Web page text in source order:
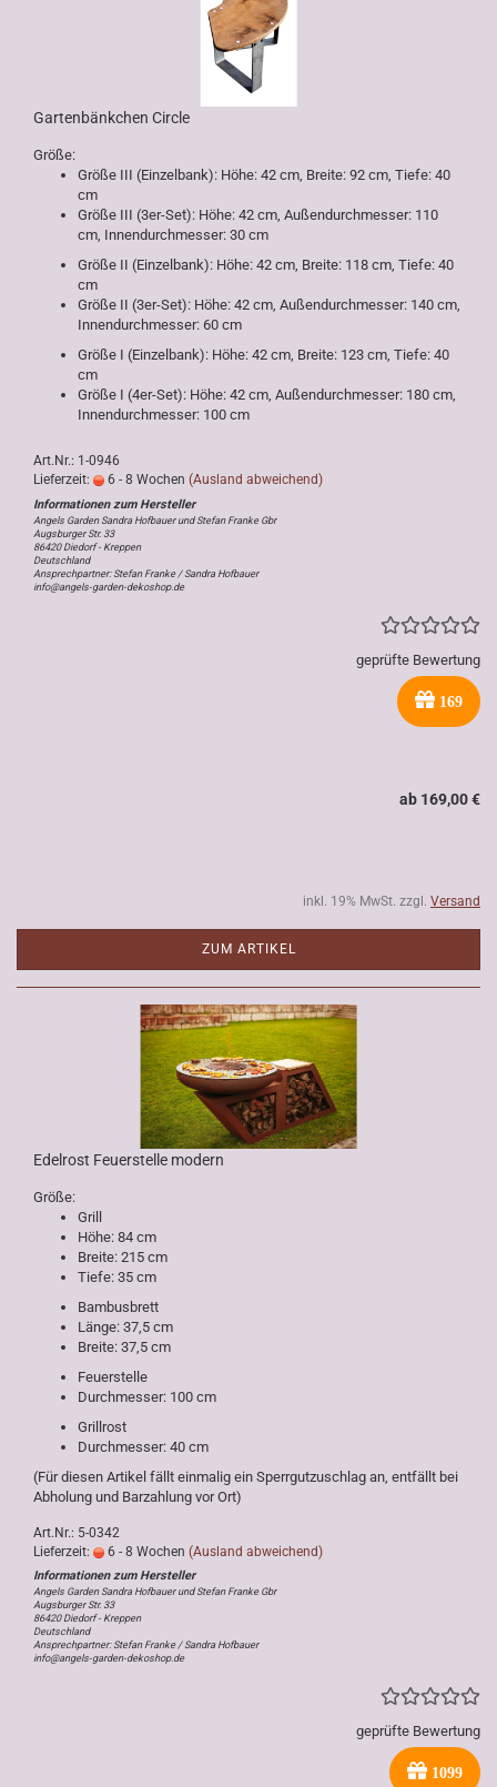
Gartenbänkchen Circle
Größe:
Größe III (Einzelbank): Höhe: 42 cm, Breite: 92 cm, Tiefe: 40
cm
Größe III (3er-Set): Höhe: 42 cm, Außendurchmesser: 110
cm, Innendurchmesser: 30 cm
Größe II (Einzelbank): Höhe: 42 cm, Breite: 118 cm, Tiefe: 40
cm
Größe II (3er-Set): Höhe: 42 cm, Außendurchmesser: 140 cm,
Innendurchmesser: 60 cm
Größe I (Einzelbank): Höhe: 42 cm, Breite: 123 cm, Tiefe: 40
cm
Größe I (4er-Set): Höhe: 42 cm, Außendurchmesser: 180 cm,
Innendurchmesser: 100 cm
Art.Nr.: 1-0946
Lieferzeit:
6 - 8 Wochen (Ausland abweichend)
Angels Garden Sandra Hofbauer und Stefan Franke Gbr
Augsburger Str. 33
86420 Diedorf - Kreppen
Deutschland
Ansprechpartner: Stefan Franke / Sandra Hofbauer
info@angels-garden-dekoshop.de
geprüfte Bewertung
169
ab 169,00 €
inkl. 19% MwSt. zzgl. Versand
ZUM ARTIKEL
Edelrost Feuerstelle modern
Größe:
Grill
Höhe: 84 cm
Breite: 215 cm
Tiefe: 35 cm
Bambusbrett
Länge: 37,5 cm
Breite: 37,5 cm
Feuerstelle
Durchmesser: 100 cm
Grillrost
Durchmesser: 40 cm
(Für diesen Artikel fällt einmalig ein Sperrgutzuschlag an, entfällt bei
Abholung und Barzahlung vor Ort)
Art.Nr.: 5-0342
Lieferzeit:
6 - 8 Wochen (Ausland abweichend)
Angels Garden Sandra Hofbauer und Stefan Franke Gbr
Augsburger Str. 33
86420 Diedorf - Kreppen
Deutschland
Ansprechpartner: Stefan Franke / Sandra Hofbauer
info@angels-garden-dekoshop.de
geprüfte Bewertung
1099